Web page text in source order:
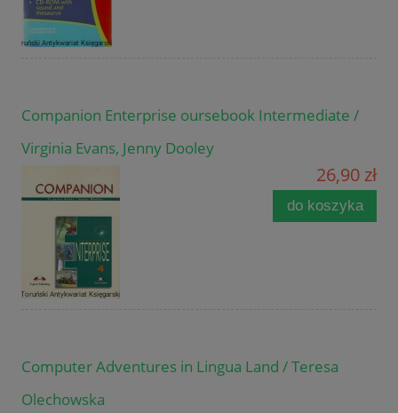
Companion Enterprise oursebook Intermediate /
Virginia Evans, Jenny Dooley
26,90 zł
do koszyka
Computer Adventures in Lingua Land / Teresa
Olechowska